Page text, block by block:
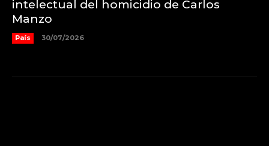
intelectual del homicidio de Carlos
Manzo
País 30/07/2026